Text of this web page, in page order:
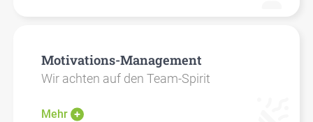
Moti­va­tions-Manage­ment
Wir ach­ten auf den Team-Spi­rit
Mehr